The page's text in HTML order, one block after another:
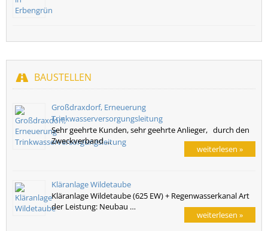
BAUSTELLEN
Großdraxdorf, Erneuerung
Trinkwasserversorgungsleitung
Sehr geehrte Kunden, sehr geehrte Anlieger, durch den
Zweckverband …
weiterlesen »
Kläranlage Wildetaube
Kläranlage Wildetaube (625 EW) + Regenwasserkanal Art
der Leistung: Neubau …
weiterlesen »